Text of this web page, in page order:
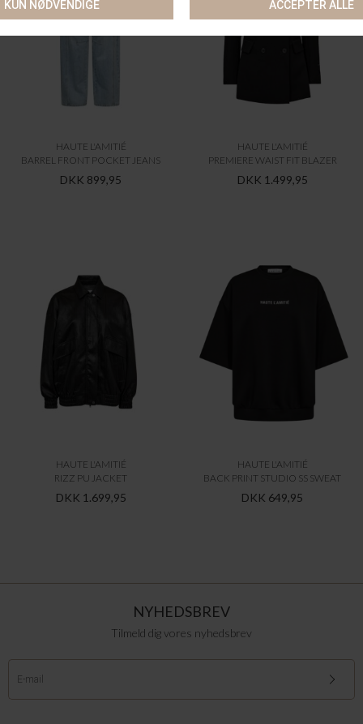
HAUTE L'AMITIÉ
BARREL FRONT POCKET JEANS
DKK 899,95
HAUTE L'AMITIÉ
PREMIERE WAIST FIT BLAZER
DKK 1.499,95
HAUTE L'AMITIÉ
RIZZ PU JACKET
DKK 1.699,95
HAUTE L'AMITIÉ
BACK PRINT STUDIO SS SWEAT
DKK 649,95
NYHEDSBREV
Tilmeld dig vores nyhedsbrev